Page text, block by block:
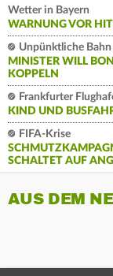
Wetter in Bayern
WARNUNG VOR
Unpünktliche Bahn
MINISTER WILL
KOPPELN
Frankfurter
KIND UND
FIFA-Krise
SCHALTET AUF
AUS DEM